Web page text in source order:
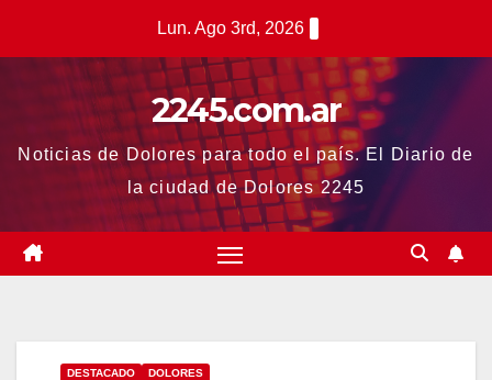
Lun. Ago 3rd, 2026
2245.com.ar
Noticias de Dolores para todo el país. El Diario de
la ciudad de Dolores 2245
DESTACADO DOLORES